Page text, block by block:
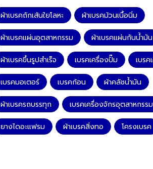
ผ้าเบรคถักเส้นใยโลหะ ผ้าเบรคม้วนเนื้อนิ่ม
ผ้าเบรคแผ่นอุตสาหกรรม ผ้าเบรคแผ่นกันน้ำมัน
ผ้าเบรคขึ้นรูปสำเร็จ เบรคเครื่องปั๊ม เบรค
เบรคมอเตอร์ เบรคก้อน ผ้าคลัชน้ำมัน
ผ้าเบรครถบรรทุก เบรคเครื่องจักรอุตสาหกรรม
ยางไดอะแฟรม ผ้าเบรคสิ่งทอ โครงเบรค